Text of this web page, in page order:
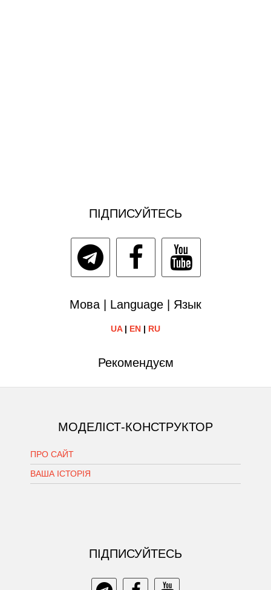
ПІДПИСУЙТЕСЬ
Мова | Language | Язык
UA| EN | RU
Рекомендуєм
МОДЕЛІСТ-КОНСТРУКТОР
ПРО САЙТ
ВАША ІСТОРІЯ
ПIДПИСУЙТЕСЬ